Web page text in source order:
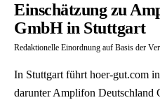
Einschätzung zu
GmbH in Stuttgart
Redaktionelle Einordnung auf Basis der
In Stuttgart führt hoer-gut.com
darunter Amplifon Deutschland